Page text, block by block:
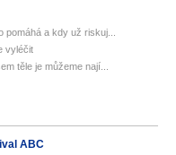
a kdy už riskuj...
vyléčit
těle je můžeme nají...
ABC